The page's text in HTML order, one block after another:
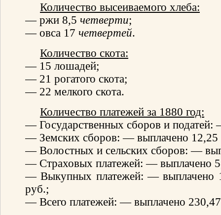
Количество высеиваемого хлеба:
— ржи 8,5 четверти;
— овса 17 четвертей.
Количество скота:
— 15 лошадей;
— 21 рогатого скота;
— 22 мелкого скота.
Количество платежей за 1880 год:
— Государственных сборов и
— Земских сборов: — выплачено 12,25
— Волостных и сельских сборов: —
— Страховых платежей: — выплачено
— Выкупных платежей: — выплачено
руб.;
— Всего платежей: — выплачено